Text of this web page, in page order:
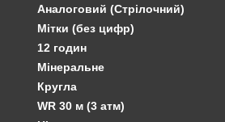
Аналоговий (Стрілочний)
Мітки (без цифр)
12 годин
Мінеральне
Кругла
WR 30 м (3 атм)